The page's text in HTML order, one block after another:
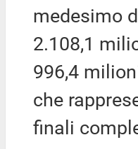
medesimo
2.108,1
996,4
che
finali